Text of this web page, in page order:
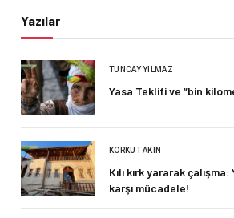
Yazılar
TUNCAY YILMAZ
Yasa Teklifi ve “bin
KORKUT AKIN
Kılı kırk yararak
karşı mücadele!